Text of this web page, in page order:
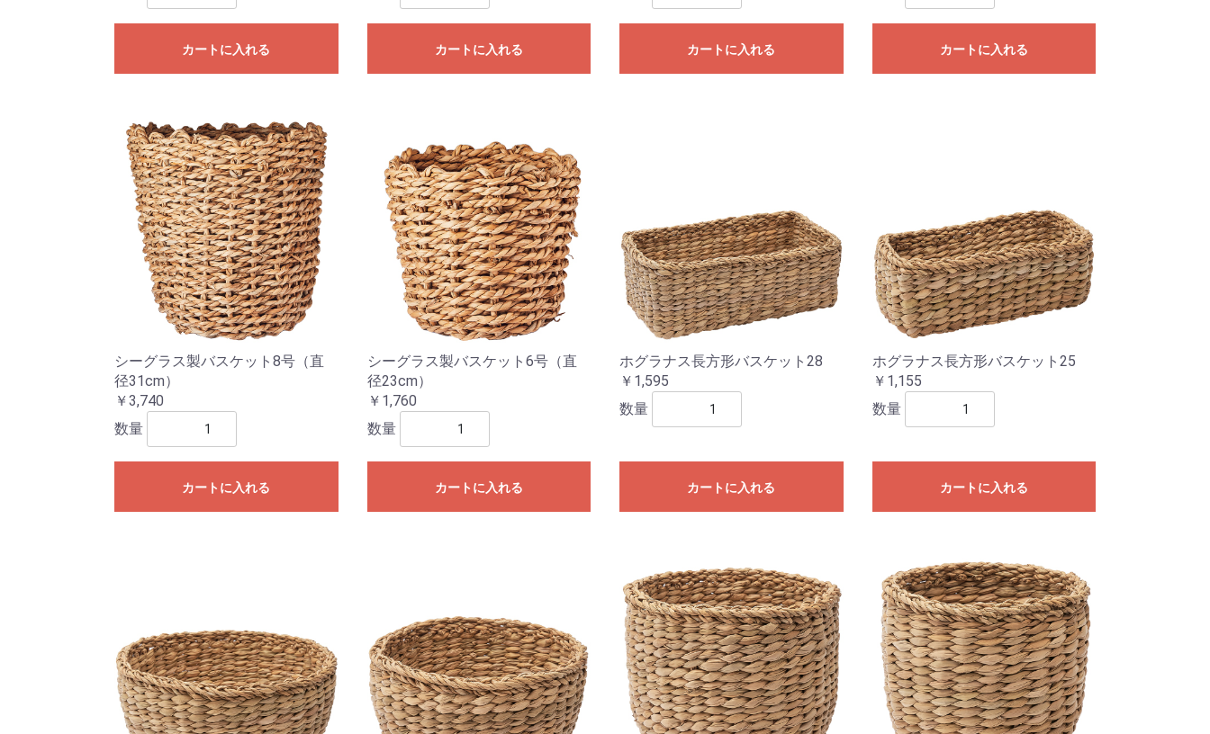
カートに入れる カートに入れる カートに入れる カートに入れる
シーグラス製バスケット8号（直
径31cm）
￥3,740
数量
カートに入れる
シーグラス製バスケット6号（直
径23cm）
￥1,760
数量
カートに入れる
ホグラナス長方形バスケット28
￥1,595
数量
カートに入れる
ホグラナス長方形バスケット25
￥1,155
数量
カートに入れる